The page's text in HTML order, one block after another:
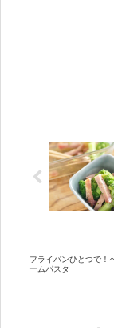
フライパンひとつで！
ームパスタ